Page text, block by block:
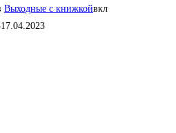
Выходные с книжкойвкл
17.04.2023